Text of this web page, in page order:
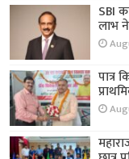
SBI
लाभ